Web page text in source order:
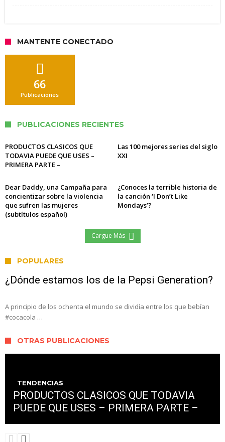
MANTENTE CONECTADO
66
Publicaciones
PUBLICACIONES RECIENTES
PRODUCTOS CLASICOS QUE
TODAVIA PUEDE QUE USES –
PRIMERA PARTE –
Las 100 mejores series del siglo
XXI
Dear Daddy, una Campaña para
concientizar sobre la violencia
que sufren las mujeres
(subtítulos español)
¿Conoces la terrible historia de
la canción ‘I Don’t Like
Mondays’?
Cargue Más
POPULARES
¿Dónde estamos los de la Pepsi Generation?
A principio de los ochenta el mundo se dividía entre los que bebían
#cocacola …
OTRAS PUBLICACIONES
TENDENCIAS
PRODUCTOS CLASICOS QUE TODAVIA
PUEDE QUE USES – PRIMERA PARTE –